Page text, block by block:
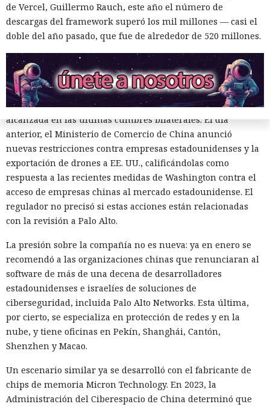
El regulador no nombró productos concretos de la compañía
sujetos a revisión, no reveló la naturaleza de posibles
vulnerabilidades ni precisó qué medidas podrían seguir en
caso de detectarse incumplimientos.
La decisión se produjo en medio del empeoramiento de las
disputas comerciales y tecnológicas entre Pekín y
Washington, que ponen en peligro la frágil tregua
alcanzada en las últimas cumbres bilaterales. El día
anterior, el Ministerio de Comercio de China anunció
nuevas restricciones contra empresas estadounidenses y la
exportación de drones a EE. UU., calificándolas como
respuesta a las recientes medidas de Washington contra el
acceso de empresas chinas al mercado estadounidense. El
regulador no precisó si estas acciones están relacionadas
con la revisión a Palo Alto.
La presión sobre la compañía no es nueva: ya en enero se
recomendó a las organizaciones chinas que renunciaran al
software de más de una decena de desarrolladores
estadounidenses e israelíes de soluciones de
ciberseguridad, incluida Palo Alto Networks. Esta última,
por cierto, se especializa en protección de redes y en la
nube, y tiene oficinas en Pekín, Shanghái, Cantón,
Shenzhen y Macao.
Un escenario similar ya se desarrolló con el fabricante de
chips de memoria Micron Technology. En 2023, la
Administración del Ciberespacio de China determinó que
de Vercel, Guillermo Rauch, este año el número de
descargas del framework superó los mil millones — casi el
doble del año pasado, que fue de alrededor de 520 millones.
El sonado hackeo a Snowflake
autor, ya espera sentencia en
una celda.
10:34 / 07.08.2026
Hombre podría afrontar hasta 32 años de prisión por filtrar